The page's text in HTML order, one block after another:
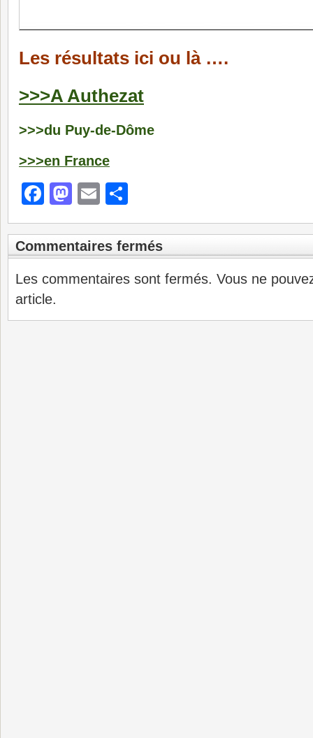
Les résultats ici ou là ….
>>>A Authezat
>>>du Puy-de-Dôme
>>>en France
Facebook
Mastodon
Email
Commentaires fermés
Les commentaires sont fermés. Vous ne
article.